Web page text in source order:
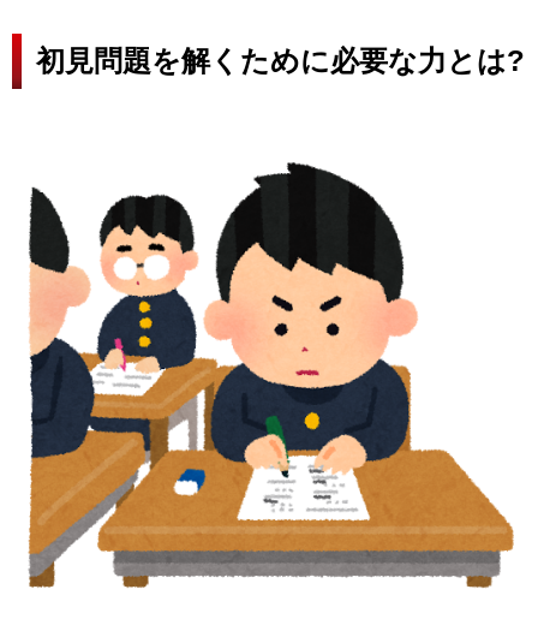
初見問題を解くために必要な力とは?